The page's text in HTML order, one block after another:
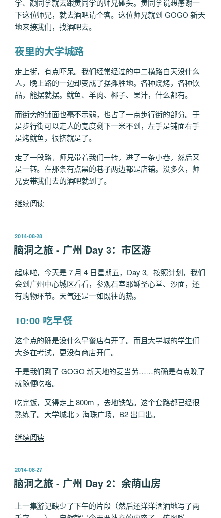
学、颜同学就去跟黄同学的师兄碰头。黄同学说想感谢一
下这位师兄，就去酒吧请个客。这位师兄就到 GOGO 新天
地来接我们，找酒吧去。
夜里的大学城路
走上街，有点吓呆。我们经常经过的中二横路白天没什么
人，晚上路的一边却变成了摆摊胜地。各种烧烤，各种饮
品，能摆就摆。鱿鱼、羊肉、椰子、果汁，什么都有。
而街旁的铺面也毫不示弱，也占了一点步行街的部分。于
是步行街可以走人的宽度剩下一米不到，左手是铺面右手
是烤鱿鱼，很挤就是了。
走了一段路，师兄带着我们一转，进了一条小巷，然后又
是一转。在那条有点黑的巷子两边都是店铺。没多久，师
兄要带我们去的酒吧就到了。
继续阅读“脑
-
州
Day
3：
学
印
象
(2)”
发
布
于
2014-08-28
脑洞之旅 - 广州 Day 3：市区游
起床啦，今天是 7 月 4 日星期五，Day 3。按照计划，我们
会到广州中心城区看看，参观石室耶稣圣心堂、沙面，还
有购物环节。天气还是一如既往的热。
10:00 吃早餐
这个点的确是没什么早餐店有开了。而且大学城的学生们
大多在考试，更没有商店开门。
于是我们到了 GOGO 新天地的麦当劳……的确是有点晚了
就随便吃咯。
吃完饭，又得走上 800m ，去地铁站。这个套路都已经很
熟练了。大学城北 > 海珠广场，B2 出口出。
继续阅读“脑
-
州
发
布
于
2014-08-27
脑洞之旅 - 广州 Day 2：余荫山房
上一集游记缺少了下午的片段（然后还洋洋洒洒地写了两